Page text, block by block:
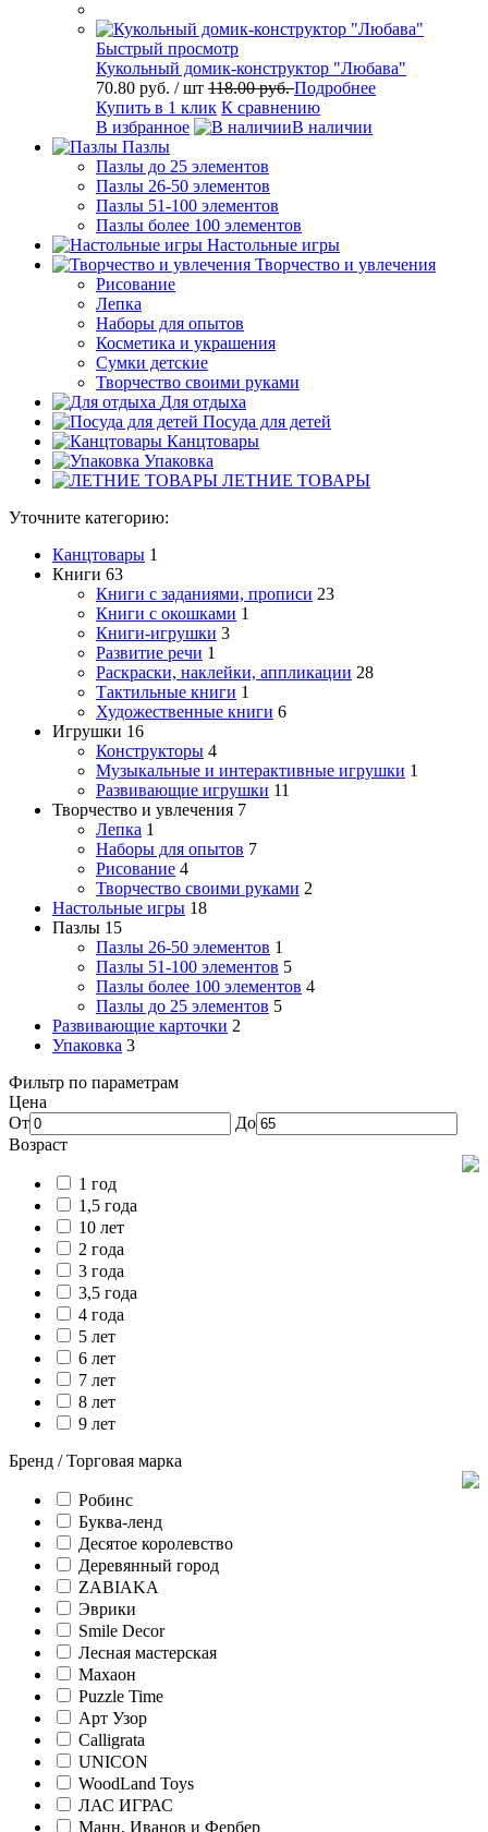
Быстрый просмотр
Кукольный домик-конструктор "Любава"
70.80 руб. / шт 118.00 руб.Подробнее
Купить в 1 клик К сравнению
В избранное
В наличии
Пазлы
Пазлы до 25 элементов
Пазлы 26-50 элементов
Пазлы 51-100 элементов
Пазлы более 100 элементов
Настольные игры
Творчество и увлечения
Рисование
Лепка
Наборы для опытов
Косметика и украшения
Сумки детские
Творчество своими руками
Для отдыха
Посуда для детей
Канцтовары
Упаковка
ЛЕТНИЕ ТОВАРЫ
Уточните категорию:
Канцтовары 1
Книги 63
Книги с заданиями, прописи 23
Книги с окошками 1
Книги-игрушки 3
Развитие речи 1
Раскраски, наклейки, аппликации 28
Тактильные книги 1
Художественные книги 6
Игрушки 16
Конструкторы 4
Музыкальные и интерактивные игрушки 1
Развивающие игрушки 11
Творчество и увлечения 7
Лепка 1
Наборы для опытов 7
Рисование 4
Творчество своими руками 2
Настольные игры 18
Пазлы 15
Пазлы 26-50 элементов 1
Пазлы 51-100 элементов 5
Пазлы более 100 элементов 4
Пазлы до 25 элементов 5
Развивающие карточки 2
Упаковка 3
Фильтр по параметрам
Цена
От
До
Возраст
1 год
1,5 года
10 лет
2 года
3 года
3,5 года
4 года
5 лет
6 лет
7 лет
8 лет
9 лет
Бренд / Торговая марка
Робинс
Буква-ленд
Десятое королевство
Деревянный город
ZABIAKA
Эврики
Smile Decor
Лесная мастерская
Махаон
Puzzle Time
Арт Узор
Calligrata
UNICON
WoodLand Toys
ЛАС ИГРАС
Манн, Иванов и Фербер